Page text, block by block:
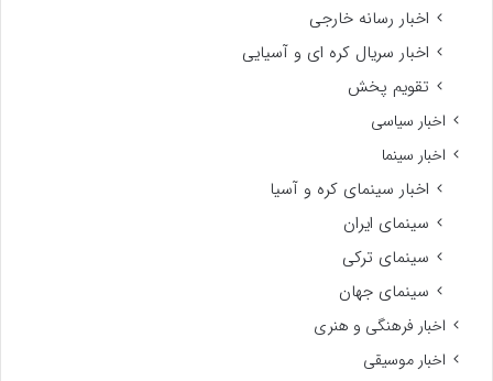
اخبار رسانه خارجی
اخبار سریال کره ای و آسیایی
تقویم پخش
اخبار سیاسی
اخبار سینما
اخبار سینمای کره و آسیا
سینمای ایران
سینمای ترکی
سینمای جهان
اخبار فرهنگی و هنری
اخبار موسیقی